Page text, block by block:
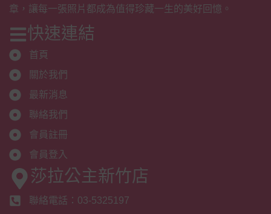
章，讓每一張照片都成為值得珍藏一生的美好回憶。
快速連結
首頁
關於我們
最新消息
聯絡我們
會員註冊
會員登入
莎拉公主新竹店
聯絡電話：03-5325197